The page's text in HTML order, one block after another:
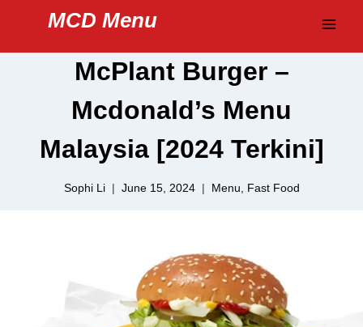
content
MCD Menu
McPlant Burger –
Mcdonald’s Menu
Malaysia [2024 Terkini]
Sophi Li June 15, 2024 Menu Fast Food